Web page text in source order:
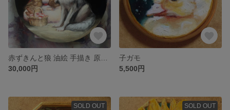
30,000円
子ガモ
5,500円
SOLD OUT SOLD OUT